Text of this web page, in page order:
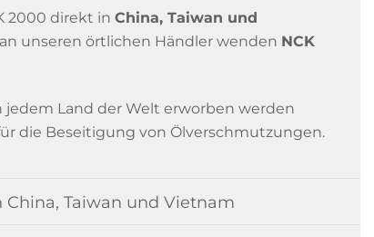
2000 direkt in China, Taiwan und
unseren örtlichen Händler wenden NCK
jedem Land der Welt erworben werden
die Beseitigung von Ölverschmutzungen.
Taiwan und Vietnam